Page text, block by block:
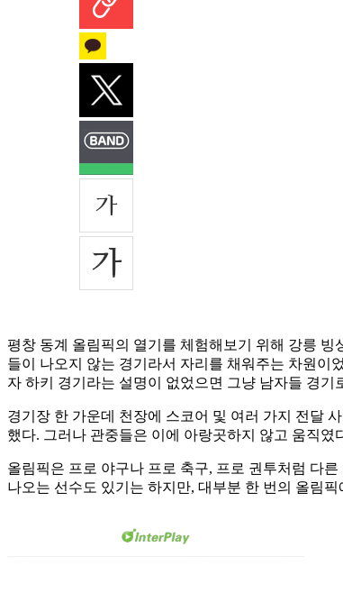
평창 동계 올림픽의 열기를 체험해보기 위해 강릉
들이 나오지 않는 경기라서 자리를 채워주는 차원이
자 하키 경기라는 설명이 없었으면 그냥 남자들 경
경기장 한 가운데 천장에 스코어 및 여러 가지 전달
했다. 그러나 관중들은 이에 아랑곳하지 않고 움직
올림픽은 프로 야구나 프로 축구, 프로 권투처럼 다
나오는 선수도 있기는 하지만, 대부분 한 번의 올림